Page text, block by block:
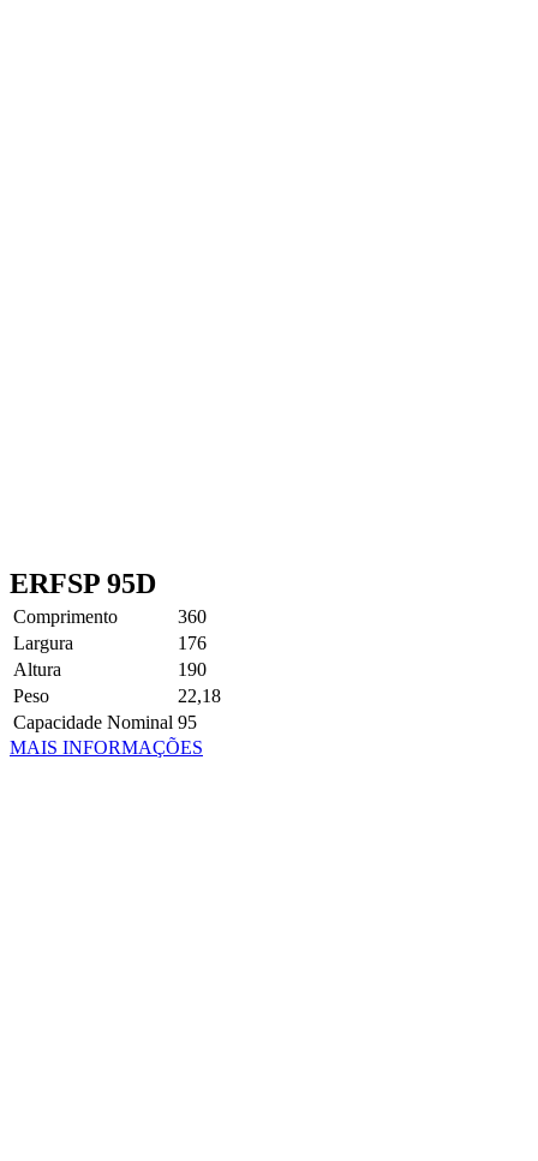
ERFSP 95D
Comprimento
360
Largura
176
Altura
190
Peso
22,18
Capacidade Nominal 95
MAIS INFORMAÇÕES